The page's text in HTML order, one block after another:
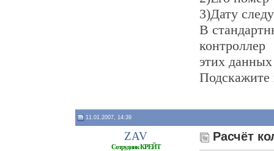
3)Дату
В
контроллер
этих
Подскажите
11.01.2007, 14:39
ZAV
Сотрудник КРЕЙТ
Расчёт